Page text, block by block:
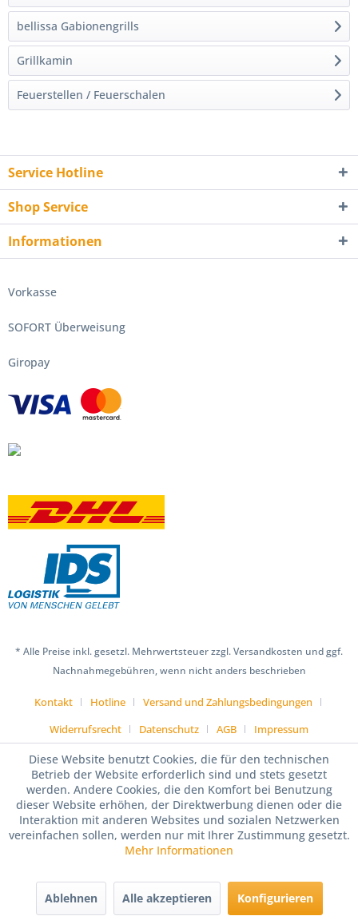
bellissa Gabionengrills
Grillkamin
Feuerstellen / Feuerschalen
Service Hotline
Shop Service
Informationen
Vorkasse
SOFORT Überweisung
Giropay
* Alle Preise inkl. gesetzl. Mehrwertsteuer zzgl. Versandkosten und ggf.
Nachnahmegebühren, wenn nicht anders beschrieben
Kontakt Hotline
Versand und Zahlungsbedingungen
Widerrufsrecht
Datenschutz AGB Impressum
Diese Website benutzt Cookies, die für den technischen
Betrieb der Website erforderlich sind und stets gesetzt
werden. Andere Cookies, die den Komfort bei Benutzung
dieser Website erhöhen, der Direktwerbung dienen oder die
Interaktion mit anderen Websites und sozialen Netzwerken
vereinfachen sollen, werden nur mit Ihrer Zustimmung gesetzt.
Mehr Informationen
Ablehnen Alle akzeptieren Konfigurieren